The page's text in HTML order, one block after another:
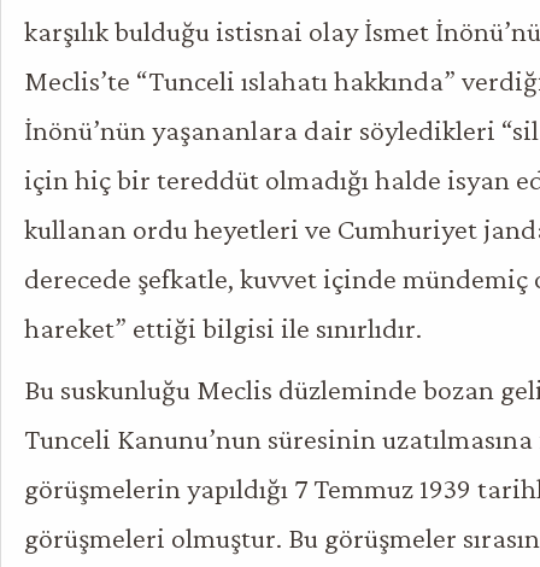
karşılık bulduğu istisnai olay İsmet
Meclis’te “Tunceli ıslahatı hakkında”
İnönü’nün yaşananlara dair söyledikleri
için hiç bir tereddüt olmadığı halde isyan
kullanan ordu heyetleri ve Cumhuriyet
derecede şefkatle, kuvvet içinde mündemiç
hareket” ettiği bilgisi ile sınırlıdır.
Bu suskunluğu Meclis düzleminde bozan
Tunceli Kanunu’nun süresinin
görüşmelerin yapıldığı 7 Temmuz 1939
görüşmeleri olmuştur. Bu görüşmeler